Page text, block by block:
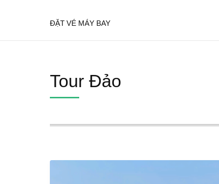
ĐẶT VÉ MÁY BAY
Tour Đảo